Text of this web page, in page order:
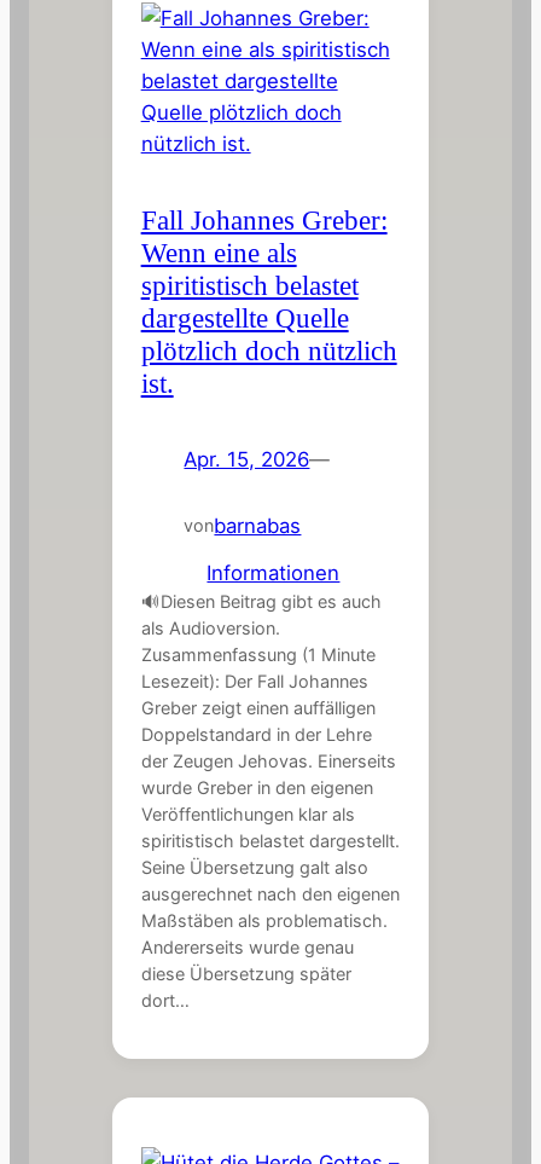
Fall Johannes Greber:
Wenn eine als
spiritistisch belastet
dargestellte Quelle
plötzlich doch nützlich
ist.
Apr. 15, 2026—
vonbarnabas
Informationen
🔊Diesen Beitrag gibt es auch
als Audioversion.
Zusammenfassung (1 Minute
Lesezeit): Der Fall Johannes
Greber zeigt einen auffälligen
Doppelstandard in der Lehre
der Zeugen Jehovas. Einerseits
wurde Greber in den eigenen
Veröffentlichungen klar als
spiritistisch belastet dargestellt.
Seine Übersetzung galt also
ausgerechnet nach den eigenen
Maßstäben als problematisch.
Andererseits wurde genau
diese Übersetzung später
dort…